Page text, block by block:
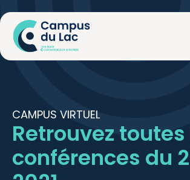
CAMPUS VIRTUEL
Retrouvez toutes
conférences du